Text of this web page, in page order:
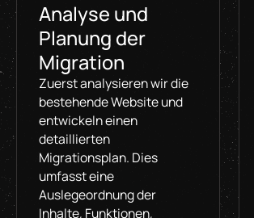
Analyse und
Planung der
Migration
Zuerst analysieren wir die
bestehende Website und
entwickeln einen
detaillierten
Migrationsplan. Dies
umfasst eine
Auslegeordnung der
Inhalte, Funktionen,